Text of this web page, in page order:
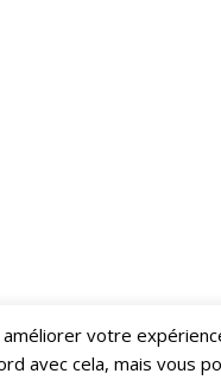
du Poing !
votre
avec cela, mais vous